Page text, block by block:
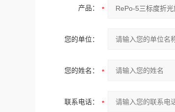
产品：
您的单位：
您的姓名：
联系电话：